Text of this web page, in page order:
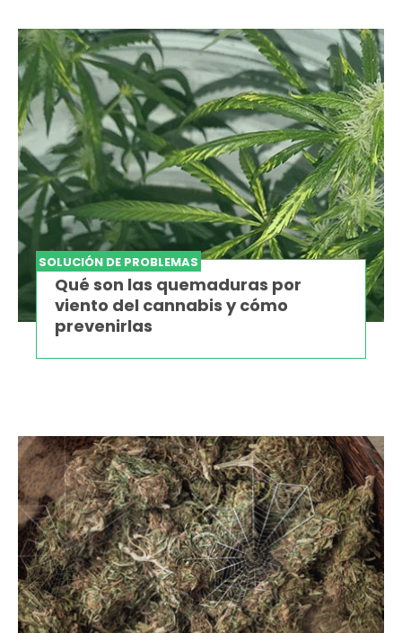
SOLUCIÓN DE PROBLEMAS
Qué son las quemaduras por
viento del cannabis y cómo
prevenirlas